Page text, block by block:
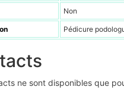
Non
Pédicure
ne sont disponibles que